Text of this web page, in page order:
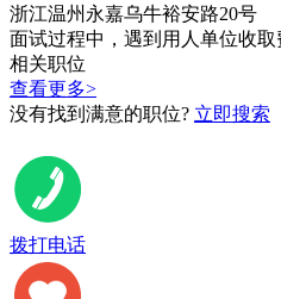
浙江温州永嘉乌牛裕安路20号
面试过程中，遇到用人单位收取
相关职位
查看更多>
没有找到满意的职位? 立即搜索
拨打电话